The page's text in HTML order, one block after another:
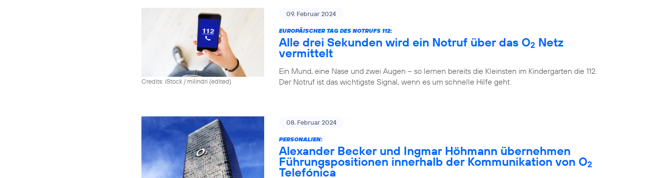
Credits: iStock / milindri (edited)
09. Februar 2024
EUROPÄISCHER TAG DES NOTRUFS 112:
Alle drei Sekunden wird ein Notruf über das O2 Netz
vermittelt
Ein Mund, eine Nase und zwei Augen – so lernen bereits die Kleinsten im Kindergarten die 112.
Der Notruf ist das wichtigste Signal, wenn es um schnelle Hilfe geht.
08. Februar 2024
PERSONALIEN:
Alexander Becker und Ingmar Höhmann übernehmen
Führungspositionen innerhalb der Kommunikation von O2
Telefónica